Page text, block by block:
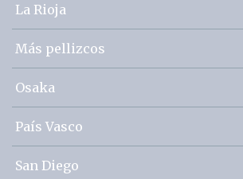
La Rioja
Más pellizcos
Osaka
País Vasco
San Diego